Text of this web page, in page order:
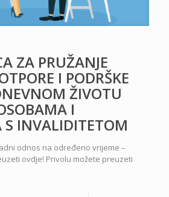
ZA PRUŽANJE
I PODRŠKE
ŽIVOTU
I
S INVALIDITETOM
odnos na određeno vrijeme –
ovdje! Privolu možete preuzeti